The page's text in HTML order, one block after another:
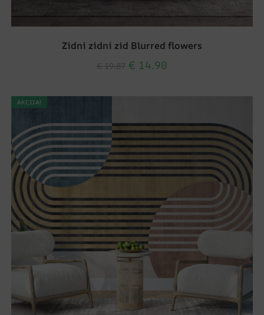
Zidni zidni zid Blurred flowers
€ 14.90
AKCIJA!